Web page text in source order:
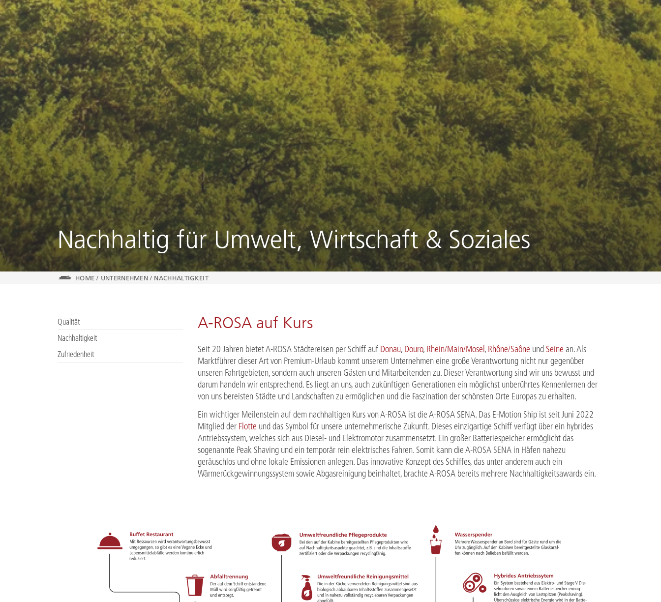
Nachhaltig für Umwelt, Wirtschaft & Soziales
HOME / UNTERNEHMEN / NACHHALTIGKEIT
Qualität
Nachhaltigkeit
Zufriedenheit
A-ROSA auf Kurs
Seit 20 Jahren bietet A-ROSA Städtereisen per Schiff auf Donau, Douro, Rhein/Main/Mosel , Rhône/Saône und Seine an. Als
Marktführer dieser Art von Premium-Urlaub kommt unserem Unternehmen eine große Verantwortung nicht nur gegenüber
unseren Fahrtgebieten, sondern auch unseren Gästen und Mitarbeitenden zu. Dieser Verantwortung sind wir uns bewusst und
darum handeln wir entsprechend. Es liegt an uns, auch zukünftigen Generationen ein möglichst unberührtes Kennenlernen der
von uns bereisten Städte und Landschaften zu ermöglichen und die Faszination der schönsten Orte Europas zu erhalten.
Ein wichtiger Meilenstein auf dem nachhaltigen Kurs von A-ROSA ist die A-ROSA SENA. Das E-Motion Ship ist seit Juni 2022
Mitglied der Flotte und das Symbol für unsere unternehmerische Zukunft. Dieses einzigartige Schiff verfügt über ein hybrides
Antriebssystem, welches sich aus Diesel- und Elektromotor zusammensetzt. Ein großer Batteriespeicher ermöglicht das
sogenannte Peak Shaving und ein temporär rein elektrisches Fahren. Somit kann die A-ROSA SENA in Häfen nahezu
geräuschlos und ohne lokale Emissionen anlegen. Das innovative Konzept des Schiffes, das unter anderem auch ein
Wärmerückgewinnungssystem sowie Abgasreinigung beinhaltet, brachte A-ROSA bereits mehrere Nachhaltigkeitsawards ein.